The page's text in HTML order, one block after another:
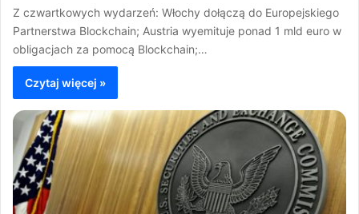
Z czwartkowych wydarzeń: Włochy dołączą do Europejskiego
Partnerstwa Blockchain; Austria wyemituje ponad 1 mld euro w
obligacjach za pomocą Blockchain;…
Czytaj więcej »